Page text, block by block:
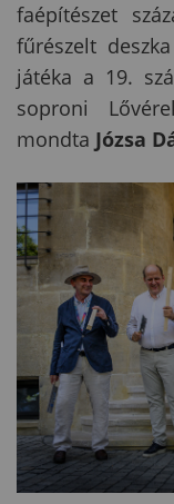
faépítészet
fűrészelt
játéka a 19.
soproni
mondta Józsa